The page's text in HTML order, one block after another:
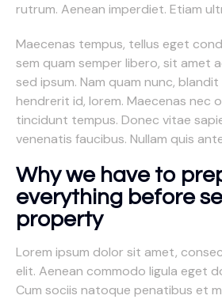
rutrum. Aenean imperdiet. Etiam
Maecenas tempus, tellus eget
sem quam semper libero, sit amet
sed ipsum. Nam quam nunc,
hendrerit id, lorem. Maecenas nec
tincidunt tempus. Donec vitae
venenatis faucibus. Nullam quis
Why we have to
everything before
property
Lorem ipsum dolor sit amet,
elit. Aenean commodo ligula eget
Cum sociis natoque penatibus et